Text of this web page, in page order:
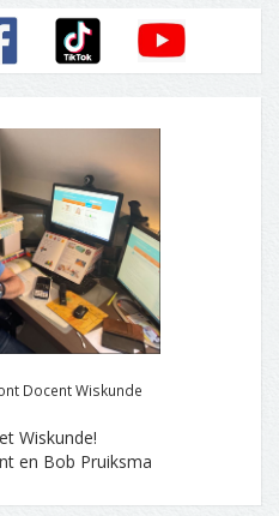
Docent Wiskunde
Wiskunde!
en Bob Pruiksma